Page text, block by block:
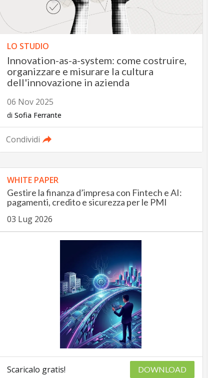
LO STUDIO
Innovation-as-a-system: come costruire,
organizzare e misurare la cultura
dell'innovazione in azienda
06 Nov 2025
di Sofia Ferrante
Condividi
WHITE PAPER
Gestire la finanza d’impresa con Fintech e AI:
pagamenti, credito e sicurezza per le PMI
03 Lug 2026
Scaricalo gratis! DOWNLOAD